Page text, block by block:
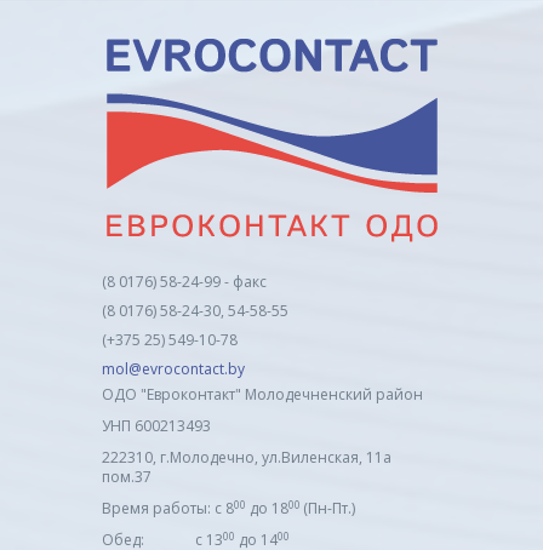
(8 0176) 58-24-99 - факс
(8 0176) 58-24-30, 54-58-55
(+375 25) 549-10-78
mol@evrocontact.by
ОДО "Евроконтакт" Молодечненский район
УНП 600213493
222310, г.Молодечно, ул.Виленская, 11а
пом.37
Время работы: с 800 до 1800 (Пн-Пт.)
Обед: с 1300 до 1400